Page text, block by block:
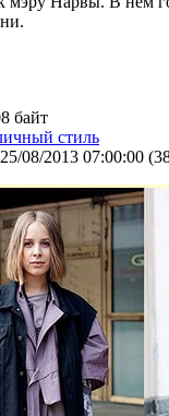
байт
стиль
08/2013 07:00:00 (